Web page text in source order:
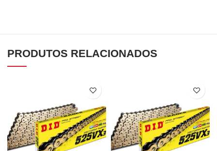
PRODUTOS RELACIONADOS